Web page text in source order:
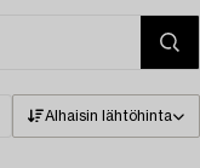
Alhaisin lähtöhinta